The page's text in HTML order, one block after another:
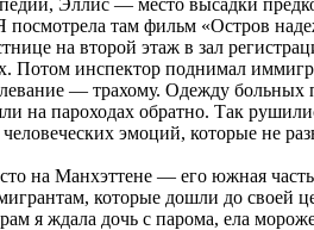
Эллис — место высадки
посмотрела там фильм «Остров
на второй этаж в зал
Потом инспектор поднимал
— трахому. Одежду
на пароходах обратно. Так
человеческих эмоций, которые не
на Манхэттене — его южная
которые дошли до своей
я ждала дочь с парома, ела